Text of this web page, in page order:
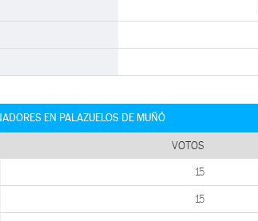
EN PALAZUELOS DE MUÑÓ
VOTOS
15
15